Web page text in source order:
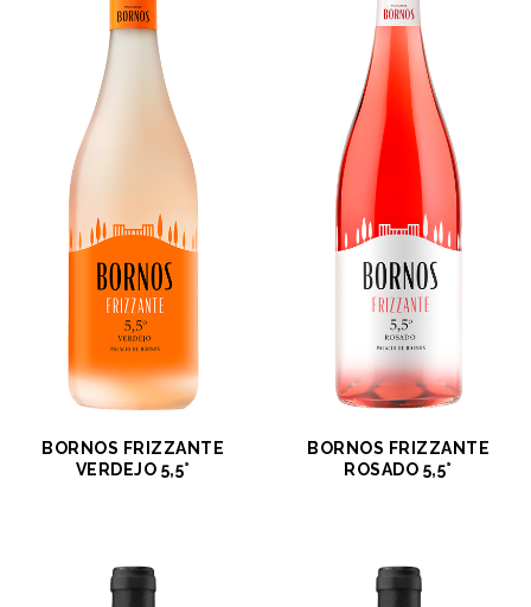
BORNOS FRIZZANTE
VERDEJO 5,5°
BORNOS FRIZZANTE
ROSADO 5,5°